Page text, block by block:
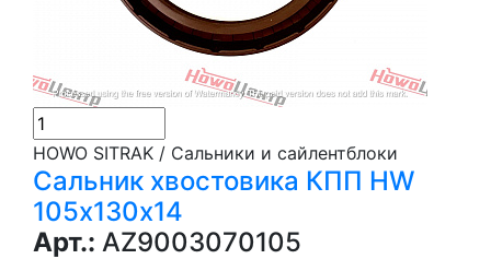
HOWO SITRAK / Сальники и сайлентблоки
Сальник хвостовика КПП HW
105х130х14
Арт.: AZ9003070105